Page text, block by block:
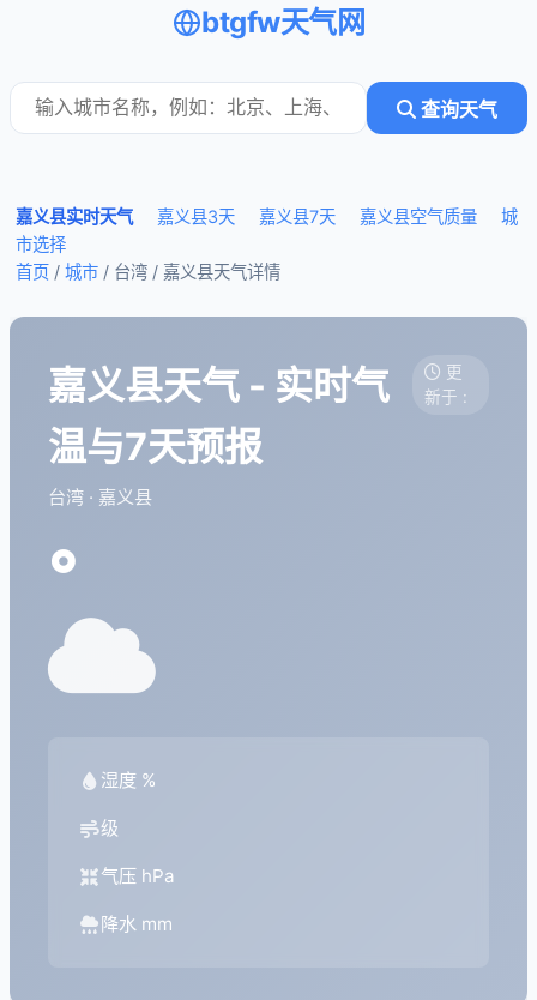
btgfw天气网
查询天气
嘉义县实时天气 嘉义县3天 嘉义县7天 嘉义县空气质量
城
市选择
首页 / 城市 / 台湾 / 嘉义县天气详情
嘉义县天气 - 实时气
温与7天预报
台湾 · 嘉义县
更
新于 :
°
湿度 %
级
气压 hPa
降水 mm